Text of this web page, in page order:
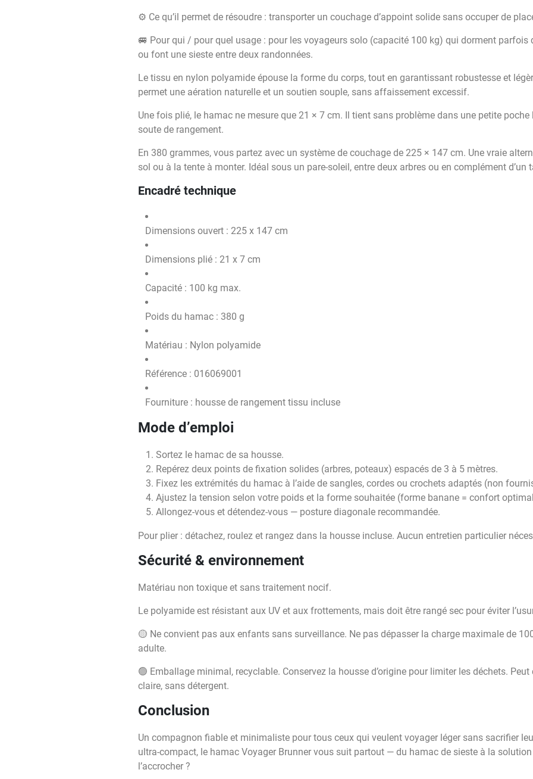
⚙️ Ce qu’il permet de résoudre : transporter un couchage d’appoint solide sans occuper de
🚐 Pour qui / pour quel usage : pour les voyageurs solo (capacité 100 kg) qui dorment parfois
ou font une sieste entre deux randonnées.
Le tissu en nylon polyamide épouse la forme du corps, tout en garantissant robustesse et
permet une aération naturelle et un soutien souple, sans affaissement excessif.
Une fois plié, le hamac ne mesure que 21 × 7 cm. Il tient sans problème dans une petite
soute de rangement.
En 380 grammes, vous partez avec un système de couchage de 225 × 147 cm. Une vraie
sol ou à la tente à monter. Idéal sous un pare-soleil, entre deux arbres ou en complément d’un
Encadré technique
Dimensions ouvert : 225 x 147 cm
Dimensions plié : 21 x 7 cm
Capacité : 100 kg max.
Poids du hamac : 380 g
Matériau : Nylon polyamide
Référence : 016069001
Fourniture : housse de rangement tissu incluse
Mode d’emploi
Sortez le hamac de sa housse.
Repérez deux points de fixation solides (arbres, poteaux) espacés de 3 à 5 mètres.
Fixez les extrémités du hamac à l’aide de sangles, cordes ou crochets adaptés (non
Ajustez la tension selon votre poids et la forme souhaitée (forme banane = confort
Allongez-vous et détendez-vous — posture diagonale recommandée.
Pour plier : détachez, roulez et rangez dans la housse incluse. Aucun entretien particulier
Sécurité & environnement
Matériau non toxique et sans traitement nocif.
Le polyamide est résistant aux UV et aux frottements, mais doit être rangé sec pour éviter
🟡 Ne convient pas aux enfants sans surveillance. Ne pas dépasser la charge maximale de
adulte.
🟢 Emballage minimal, recyclable. Conservez la housse d’origine pour limiter les déchets. Peut
claire, sans détergent.
Conclusion
Un compagnon fiable et minimaliste pour tous ceux qui veulent voyager léger sans sacrifier
ultra-compact, le hamac Voyager Brunner vous suit partout — du hamac de sieste à la
l’accrocher ?